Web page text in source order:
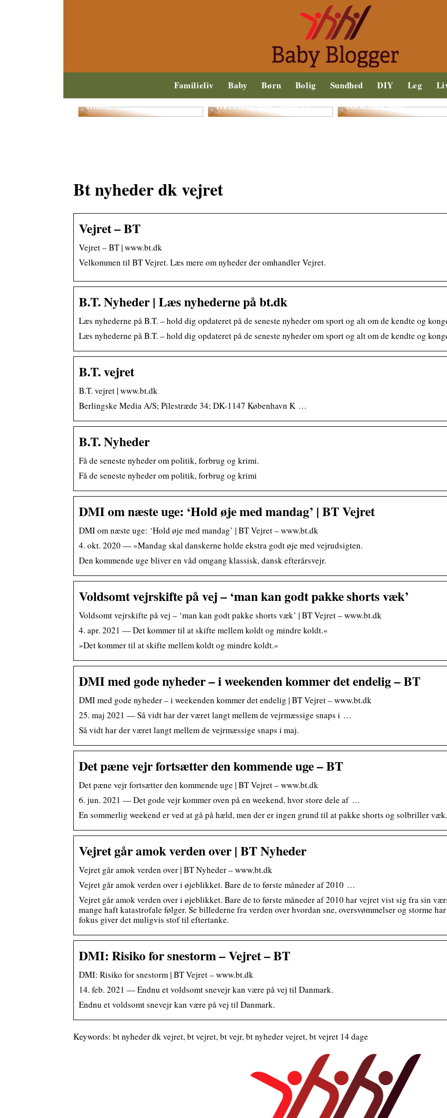
Familieliv Baby Børn Bolig Sundhed DIY Leg
Spar penge, når der
måde
Sokker behøver ikke
at være kedelige: Find
hverdag lidt sjovere
forældrekøb?
Bt nyheder dk vejret
Vejret – BT
Vejret – BT | www.bt.dk
Velkommen til BT Vejret. Læs mere om nyheder der omhandler Vejret.
B.T. Nyheder | Læs nyhederne på bt.dk
Læs nyhederne på B.T. – hold dig opdateret på de seneste nyheder om sport og alt om de kendte og
Læs nyhederne på B.T. – hold dig opdateret på de seneste nyheder om sport og alt om de kendte og
B.T. vejret
B.T. vejret | www.bt.dk
Berlingske Media A/S; Pilestræde 34; DK-1147 København K …
B.T. Nyheder
Få de seneste nyheder om politik, forbrug og krimi.
Få de seneste nyheder om politik, forbrug og krimi
DMI om næste uge: ‘Hold øje med mandag’ | BT Vejret
DMI om næste uge: ‘Hold øje med mandag’ | BT Vejret – www.bt.dk
4. okt. 2020 — »Mandag skal danskerne holde ekstra godt øje med vejrudsigten.
Den kommende uge bliver en våd omgang klassisk, dansk efterårsvejr.
Voldsomt vejrskifte på vej – ‘man kan godt pakke shorts væk’
Voldsomt vejrskifte på vej – ‘man kan godt pakke shorts væk’ | BT Vejret – www.bt.dk
4. apr. 2021 — Det kommer til at skifte mellem koldt og mindre koldt.«
»Det kommer til at skifte mellem koldt og mindre koldt.«
DMI med gode nyheder – i weekenden kommer det endelig – BT
DMI med gode nyheder – i weekenden kommer det endelig | BT Vejret – www.bt.dk
25. maj 2021 — Så vidt har der været langt mellem de vejrmæssige snaps i …
Så vidt har der været langt mellem de vejrmæssige snaps i maj.
Det pæne vejr fortsætter den kommende uge – BT
Det pæne vejr fortsætter den kommende uge | BT Vejret – www.bt.dk
6. jun. 2021 — Det gode vejr kommer oven på en weekend, hvor store dele af …
En sommerlig weekend er ved at gå på hæld, men der er ingen grund til at pakke shorts og solbriller væk.
Vejret går amok verden over | BT Nyheder
Vejret går amok verden over | BT Nyheder – www.bt.dk
Vejret går amok verden over i øjeblikket. Bare de to første måneder af 2010 …
Vejret går amok verden over i øjeblikket. Bare de to første måneder af 2010 har vejret vist sig fra sin
mange haft katastrofale følger. Se billederne fra verden over hvordan sne, oversvømmelser og storme
fokus giver det muligvis stof til eftertanke.
DMI: Risiko for snestorm – Vejret – BT
DMI: Risiko for snestorm | BT Vejret – www.bt.dk
14. feb. 2021 — Endnu et voldsomt snevejr kan være på vej til Danmark.
Endnu et voldsomt snevejr kan være på vej til Danmark.
Keywords: bt nyheder dk vejret, bt vejret, bt vejr, bt nyheder vejret, bt vejret 14 dage